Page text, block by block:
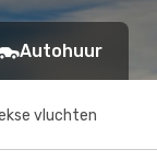
Autohuur
vluchten